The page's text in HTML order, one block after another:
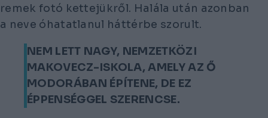
remek fotó kettejükről. Halála után azonban
a neve óhatatlanul háttérbe szorult.
NEM LETT NAGY, NEMZETKÖZI
MAKOVECZ-ISKOLA, AMELY AZ Ő
MODORÁBAN ÉPÍTENE, DE EZ
ÉPPENSÉGGEL SZERENCSE.